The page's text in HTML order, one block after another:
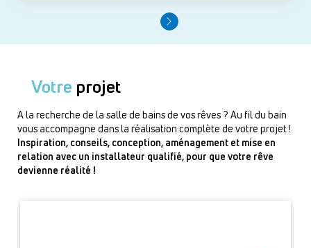
Votre projet
A la recherche de la salle de bains de vos rêves ? Au fil du bain
vous accompagne dans la réalisation complète de votre projet !
Inspiration, conseils, conception, aménagement et mise en
relation avec un installateur qualifié, pour que votre rêve
devienne réalité !